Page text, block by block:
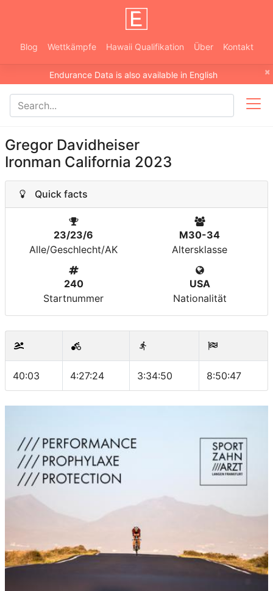
Blog Wettkämpfe Hawaii Qualifikation Über Kontakt
×
Endurance Data is also available in English
Gregor Davidheiser
Ironman California 2023
Quick facts
23/23/6
Alle/Geschlecht/AK
M30-34
Altersklasse
240
Startnummer
USA
Nationalität
40:03 4:27:24 3:34:50 8:50:47